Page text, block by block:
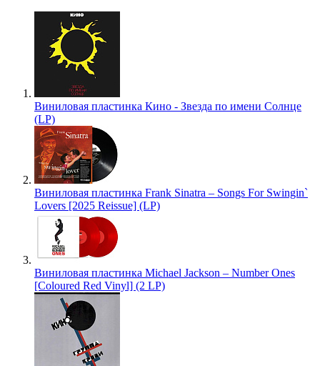
Виниловая пластинка Кино - Звезда по имени Солнце
(LP)
Виниловая пластинка Frank Sinatra – Songs For Swingin`
Lovers [2025 Reissue] (LP)
Виниловая пластинка Michael Jackson – Number Ones
[Coloured Red Vinyl] (2 LP)